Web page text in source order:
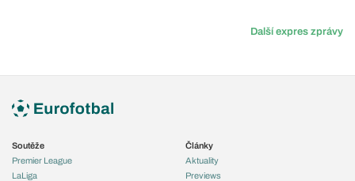
Další expres zprávy
Soutěže
Premier League
LaLiga
Články
Aktuality
Previews